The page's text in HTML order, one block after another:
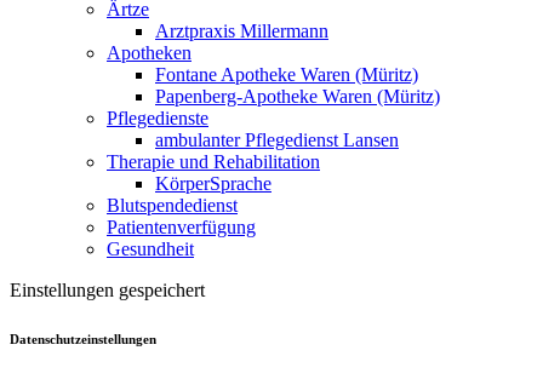
Ärtze
Arztpraxis Millermann
Apotheken
Fontane Apotheke Waren (Müritz)
Papenberg-Apotheke Waren (Müritz)
Pflegedienste
ambulanter Pflegedienst Lansen
Therapie und Rehabilitation
KörperSprache
Blutspendedienst
Patientenverfügung
Gesundheit
Einstellungen gespeichert
Datenschutzeinstellungen